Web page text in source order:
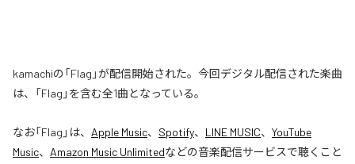
kamachiの「Flag」が配信開始された。今回デジタル配信された楽曲
は、「Flag」を含む全1曲となっている。
なお「Flag 」は、 Apple Music、 Spotify、 LINE MUSIC、 YouTube
Music、 Amazon Music Unlimitedなどの音楽配信サービスで聴くこと